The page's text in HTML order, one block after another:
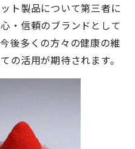
ト製品について第三者に
・信頼のブランドとして
後多くの方々の健康の維
の活用が期待されます。